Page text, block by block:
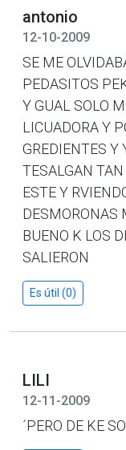
antonio
12-10-2009
SE ME
PEDASITOS
Y GUAL SOLO
LICUADORA Y
GREDIENTES Y
TESALGAN
ESTE Y
DESMORONAS
BUENO K LOS
SALIERON
Es útil (0)
LILI
12-11-2009
´PERO DE KE